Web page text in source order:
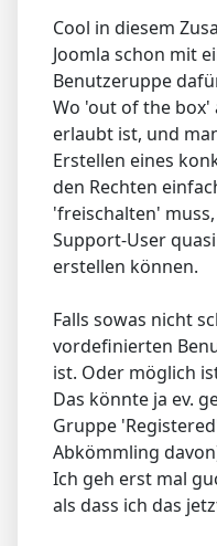
Cool in diesem
Joomla schon mit
Benutzeruppe
Wo 'out of the box'
erlaubt ist, und
Erstellen eines
den Rechten
'freischalten'
Support-User
erstellen können.
Falls sowas nicht
vordefinierten
ist. Oder möglich
Das könnte ja ev.
Gruppe
Abkömmling
Ich geh erst mal
als dass ich das